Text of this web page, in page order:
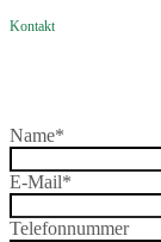
Kontakt
Name*
E-Mail*
Telefonnummer